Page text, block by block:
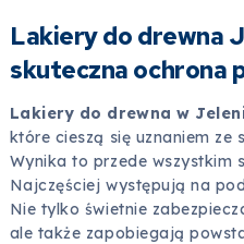
Lakiery do drewna
skuteczna ochrona
Lakiery do drewna w
które cieszą się uznaniem ze
Wynika to przede wszystkim
Najczęściej występują na
Nie tylko świetnie
ale także zapobiegają